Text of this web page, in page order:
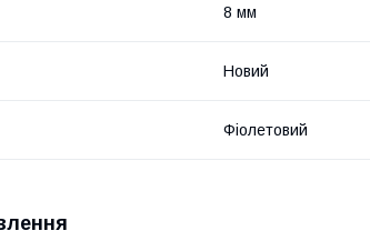
8 мм
Новий
Фіолетовий